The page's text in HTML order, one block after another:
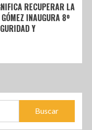
RECUPERAR LA
INAUGURA 8º
Y